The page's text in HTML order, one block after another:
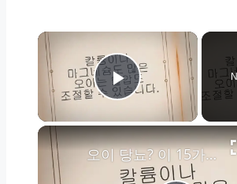
×
Play Video
오이 당뇨? 이 15가지 효능 때문에 드셔야 해요!